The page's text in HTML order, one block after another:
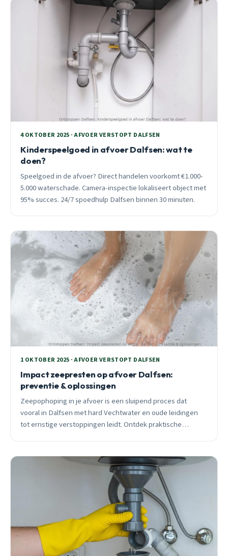
4 OKTOBER 2025 · AFVOER VERSTOPT DALFSEN
Kinderspeelgoed in afvoer Dalfsen: wat te
doen?
Speelgoed in de afvoer? Direct handelen voorkomt €1.000-
5.000 waterschade. Camera-inspectie lokaliseert object met
95% succes. 24/7 spoedhulp Dalfsen binnen 30 minuten.
1 OKTOBER 2025 · AFVOER VERSTOPT DALFSEN
Impact zeepresten op afvoer Dalfsen:
preventie & oplossingen
Zeepophoping in je afvoer is een sluipend proces dat
vooral in Dalfsen met hard Vechtwater en oude leidingen
tot ernstige verstoppingen leidt. Ontdek praktische